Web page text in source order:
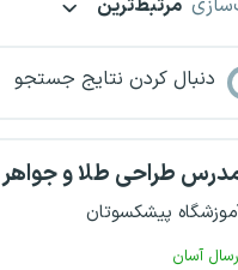
مرتبط‌ترین
دنبال کردن نتایج جستجو
طراحی طلا و جواهر
پیشکسوتان
آسان